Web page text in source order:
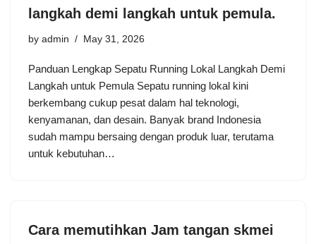
langkah demi langkah untuk pemula.
by admin May 31, 2026
Panduan Lengkap Sepatu Running Lokal Langkah Demi
Langkah untuk Pemula Sepatu running lokal kini
berkembang cukup pesat dalam hal teknologi,
kenyamanan, dan desain. Banyak brand Indonesia
sudah mampu bersaing dengan produk luar, terutama
untuk kebutuhan…
Cara memutihkan Jam tangan skmei